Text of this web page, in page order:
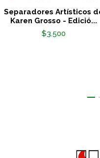
Separadores Artísticos
Karen Grosso - Edició...
$3.500